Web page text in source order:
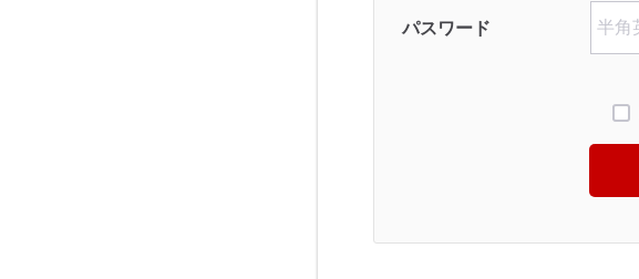
パスワード